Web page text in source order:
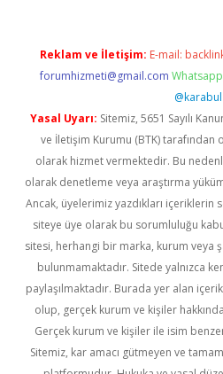
Reklam ve İletişim: E-mail:
forumhizmeti@gmail.com
@karabul
Yasal Uyarı: Sitemiz, 5651 Sayılı
ve İletişim Kurumu (BTK) tarafından
olarak hizmet vermektedir. Bu
olarak denetleme veya araştırma
Ancak, üyelerimiz yazdıkları içeriklerin
siteye üye olarak bu sorumluluğu
sitesi, herhangi bir marka, kurum veya
bulunmamaktadır. Sitede yalnızca
paylaşılmaktadır. Burada yer alan
olup, gerçek kurum ve kişiler
Gerçek kurum ve kişiler ile isim
Sitemiz, kar amacı gütmeyen ve